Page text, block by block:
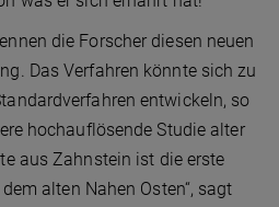
die Forscher diesen neuen
Das Verfahren könnte sich zu
entwickeln, so
hochauflösende Studie alter
aus Zahnstein ist die erste
alten Nahen Osten“, sagt